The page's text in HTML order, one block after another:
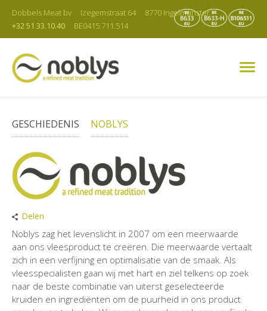
Dobbels Meat bv Izegemstraat 64
8770 Ingelmunster
+32 51 33.10.40
BE0415.711.514
GESCHIEDENIS NOBLYS
Delen
Noblys zag het levenslicht in 2007 om een meerwaarde
aan ons vleesproduct te creëren. Die meerwaarde vertaalt
zich in een verfijning en optimalisatie van de smaak. Als
vleesspecialisten gaan wij met hart en ziel telkens op zoek
naar de beste combinatie van uiterst geselecteerde
kruiden en ingrediënten om de puurheid in ons product